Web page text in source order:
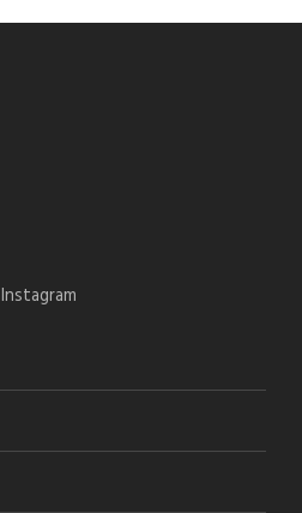
Instagram